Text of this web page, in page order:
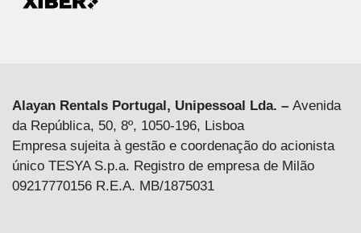
Alayan Rentals Portugal, Unipessoal Lda. – Avenida
da República, 50, 8º, 1050-196, Lisboa
Empresa sujeita à gestão e coordenação do acionista
único TESYA S.p.a. Registro de empresa de Milão
09217770156 R.E.A. MB/1875031